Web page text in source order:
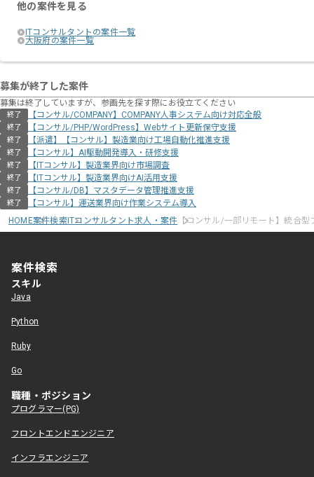
他の案件を見る
ITコンサルタントの案件一覧
大阪府の案件一覧
募集が終了した案件
募集は終了していますが、参画先を探す際にお役立てください
終了 【コンサル/COMPANY】COMPANY人事システム向け対応全般
終了 【コンサル/PHP/WordPress】Webサイト更新保守支援
終了 【派遣】【コンサル】製造業向け工場自動化推進支援
終了 【コンサル】AI駆動開発導入・研修支援
終了 【ITコンサル】製造業界向け市場調査
終了 【ITコンサル】製造業界向けAI活用支援
終了 【コンサル/DB】マスタデータ管理推進支援
終了
【コンサル】運送業界向け作業システム導入
HOME案件検索ITコンサルタント求人・案件 【コンサル/一部リモート】統合
案件検索
スキル
Java
Python
Ruby
Go
職種・ポジション
プログラマー(PG)
フロントエンドエンジニア
インフラエンジニア